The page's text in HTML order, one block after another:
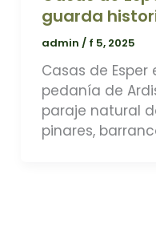
guarda
admin / f 5, 2025
Casas de
pedanía de
paraje natural
pinares,